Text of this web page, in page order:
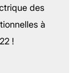
des
à
!